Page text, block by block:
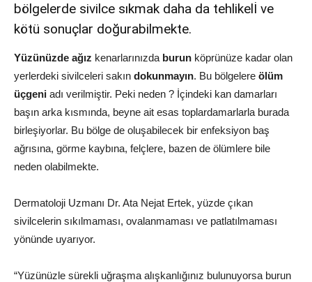
bölgelerde sivilce sıkmak daha da tehlikelİ ve
kötü sonuçlar doğurabilmekte.
Yüzünüzde ağız kenarlarınızda burun köprünüze kadar olan
yerlerdeki sivilceleri sakın dokunmayın. Bu bölgelere ölüm
üçgeni adı verilmiştir. Peki neden ? İçindeki kan damarları
başın arka kısmında, beyne ait esas toplardamarlarla burada
birleşiyorlar. Bu bölge de oluşabilecek bir enfeksiyon baş
ağrısına, görme kaybına, felçlere, bazen de ölümlere bile
neden olabilmekte.
Dermatoloji Uzmanı Dr. Ata Nejat Ertek, yüzde çıkan
sivilcelerin sıkılmaması, ovalanmaması ve patlatılmaması
yönünde uyarıyor.
“Yüzünüzle sürekli uğraşma alışkanlığınız bulunuyorsa burun